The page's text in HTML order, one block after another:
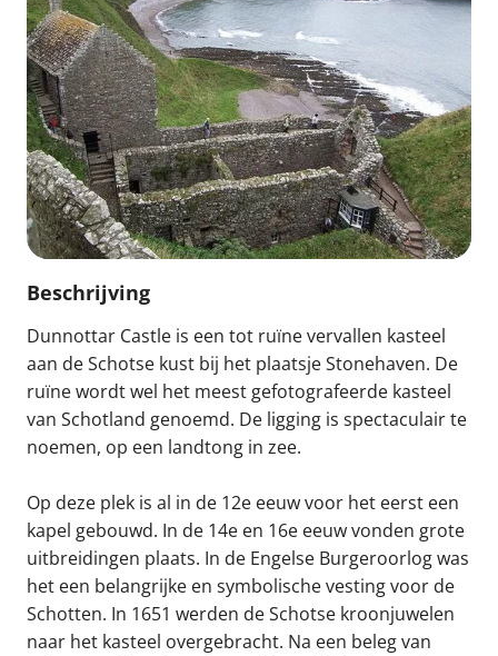
Beschrijving
Dunnottar Castle is een tot ruïne vervallen kasteel
aan de Schotse kust bij het plaatsje Stonehaven. De
ruïne wordt wel het meest gefotografeerde kasteel
van Schotland genoemd. De ligging is spectaculair te
noemen, op een landtong in zee.
Op deze plek is al in de 12e eeuw voor het eerst een
kapel gebouwd. In de 14e en 16e eeuw vonden grote
uitbreidingen plaats. In de Engelse Burgeroorlog was
het een belangrijke en symbolische vesting voor de
Schotten. In 1651 werden de Schotse kroonjuwelen
naar het kasteel overgebracht. Na een beleg van